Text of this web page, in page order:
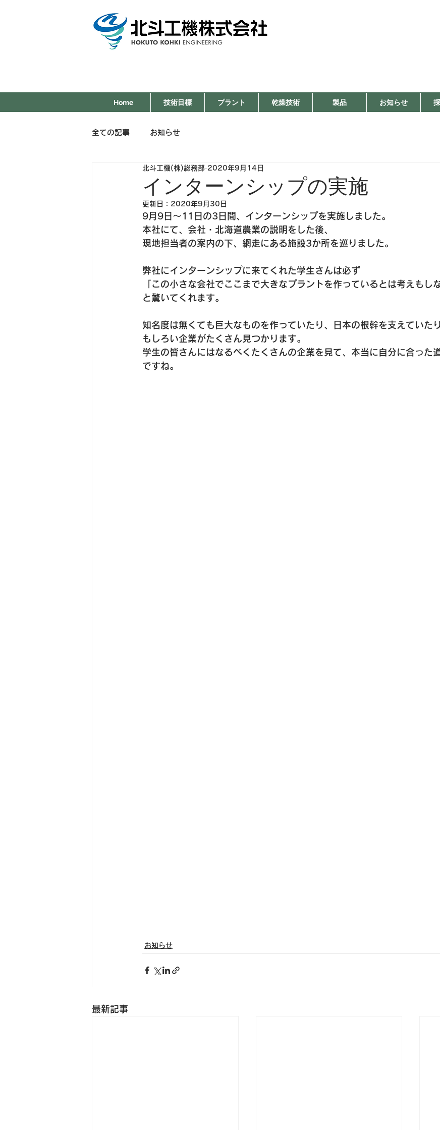
Home 技術目標 プラント 乾燥技術 製品 お知らせ
全ての記事 お知らせ
インターンシップの実施
北斗工機(株)総務部 2020年9月14日
更新日： 2020年9月30日
9月9日～11日の3日間、インターンシップを実施しました。
本社にて、会社・北海道農業の説明をした後、
現地担当者の案内の下、網走にある施設3か所を巡りました。
弊社にインターンシップに来てくれた学生さんは必ず
「この小さな会社でここまで大きなプラントを作っているとは考えもし
と驚いてくれます。
知名度は無くても巨大なものを作っていたり、日本の根幹を支えていた
もしろい企業がたくさん見つかります。
学生の皆さんにはなるべくたくさんの企業を見て、本当に自分に合った
ですね。
お知らせ
最新記事